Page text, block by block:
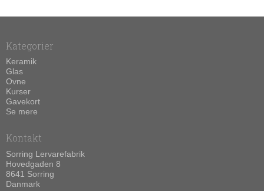
Kategorier
Keramik
Glas
Ovne
Kurser
Gavekort
Se mere
Kontakt
Sorring Lervarefabrik
Hovedgaden 8
8641 Sorring
Danmark